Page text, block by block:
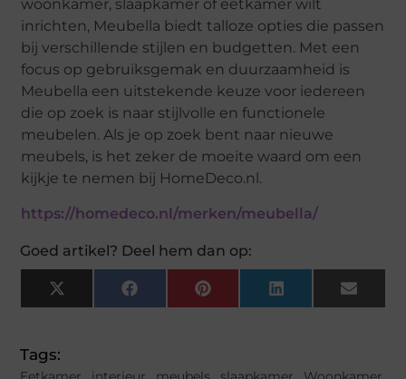
woonkamer, slaapkamer of eetkamer wilt
inrichten, Meubella biedt talloze opties die passen
bij verschillende stijlen en budgetten. Met een
focus op gebruiksgemak en duurzaamheid is
Meubella een uitstekende keuze voor iedereen
die op zoek is naar stijlvolle en functionele
meubelen. Als je op zoek bent naar nieuwe
meubels, is het zeker de moeite waard om een
kijkje te nemen bij HomeDeco.nl.
https://homedeco.nl/merken/meubella/
Goed artikel? Deel hem dan op:
X
(Twitter)
FacebookPinterestLinkedInEmail
Tags: